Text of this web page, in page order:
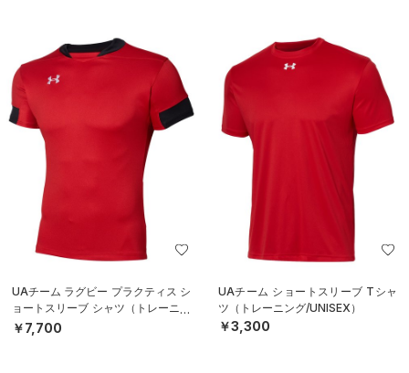
UAチーム ラグビー プラクティス シ
ョートスリーブ シャツ（トレーニン
グ/MEN）
￥7,700
UAチーム ショートスリーブ Tシャ
ツ（トレーニング/UNISEX）
￥3,300